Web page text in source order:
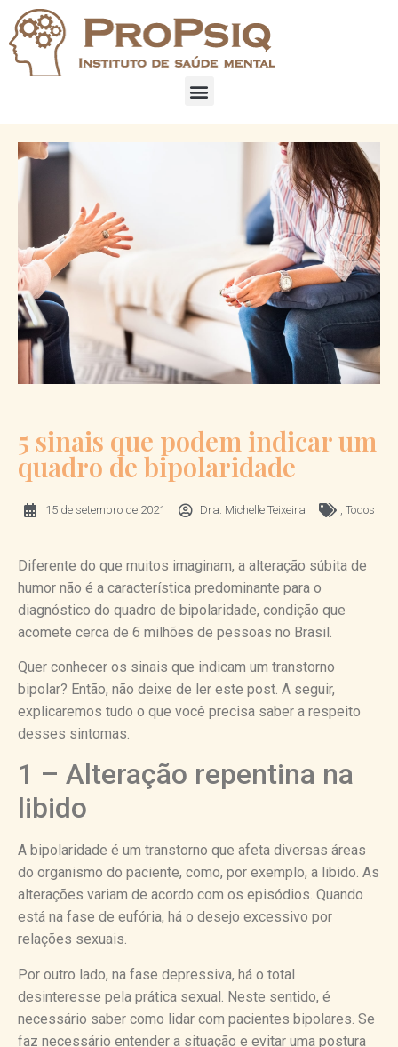
5 sinais que podem indicar um
quadro de bipolaridade
15 de setembro de 2021 Dra. Michelle Teixeira , Todos
Diferente do que muitos imaginam, a alteração súbita de
humor não é a característica predominante para o
diagnóstico do quadro de bipolaridade, condição que
acomete cerca de 6 milhões de pessoas no Brasil.
Quer conhecer os sinais que indicam um transtorno
bipolar? Então, não deixe de ler este post. A seguir,
explicaremos tudo o que você precisa saber a respeito
desses sintomas.
1 – Alteração repentina na
libido
A bipolaridade é um transtorno que afeta diversas áreas
do organismo do paciente, como, por exemplo, a libido. As
alterações variam de acordo com os episódios. Quando
está na fase de eufória, há o desejo excessivo por
relações sexuais.
Por outro lado, na fase depressiva, há o total
desinteresse pela prática sexual. Neste sentido, é
necessário saber como lidar com pacientes bipolares. Se
faz necessário entender a situação e evitar uma postura